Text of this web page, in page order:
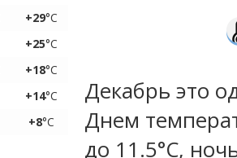
+29°C
+25°C
+18°C
+14°C
+8°C
Декабрь это
Днем
до 11.5°C,